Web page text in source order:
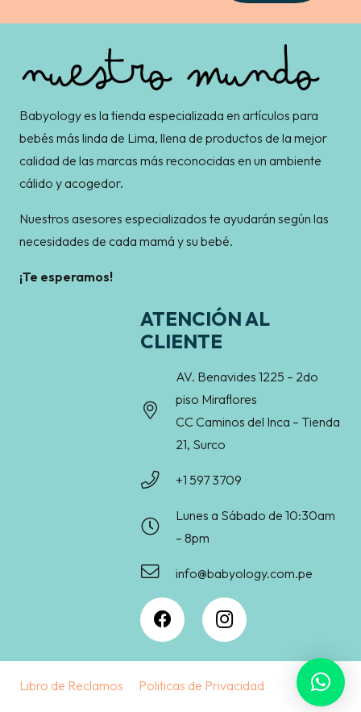
Babyology es la tienda especializada en artículos para
bebés más linda de Lima, llena de productos de la mejor
calidad de las marcas más reconocidas en un ambiente
cálido y acogedor.
Nuestros asesores especializados te ayudarán según las
necesidades de cada mamá y su bebé.
¡Te esperamos!
ATENCIÓN AL
CLIENTE
AV. Benavides 1225 – 2do
piso Miraflores
CC Caminos del Inca – Tienda
21, Surco
+1 597 3709
Lunes a Sábado de 10:30am
– 8pm
info@babyology.com.pe
Libro de Reclamos Politicas de Privacidad